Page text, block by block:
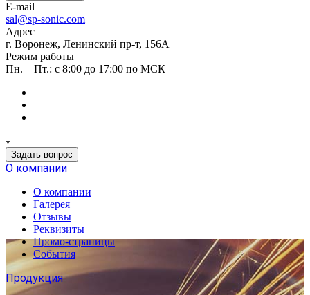
E-mail
sal@sp-sonic.com
Адрес
г. Воронеж, Ленинский пр-т, 156А
Режим работы
Пн. – Пт.: с 8:00 до 17:00 по МСК
Задать вопрос
О компании
О компании
Галерея
Отзывы
Реквизиты
Промо-страницы
События
Продукция